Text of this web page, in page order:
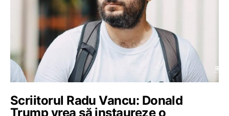
Scriitorul Radu Vancu: Donald
Trump vrea să instaureze o